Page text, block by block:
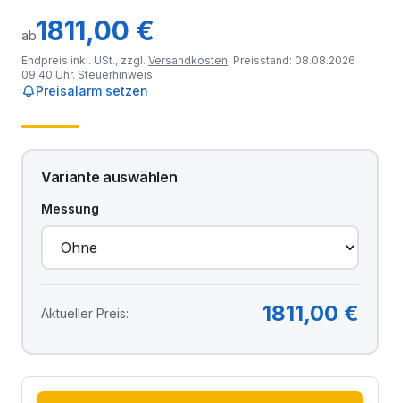
ab1811,00 €
Endpreis inkl. USt., zzgl. Versandkosten. Preisstand: 08.08.2026
09:40 Uhr. Steuerhinweis
Preisalarm setzen
Variante auswählen
Messung
Aktueller Preis: 1811,00 €